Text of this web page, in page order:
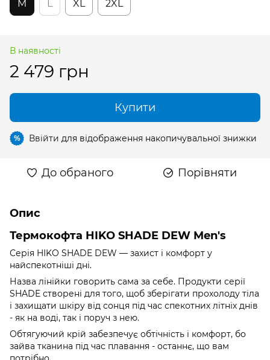
M
L XL 2XL
В наявності
2 479 грн
Купити
% Ввійти для відображення накопичувальної знижки
До обраного Порівняти
Опис
Термокофта HIKO SHADE DEW Men's
Серія HIKO SHADE DEW — захист і комфорт у
найспекотніші дні.
Назва лінійки говорить сама за себе. Продукти серії
SHADE створені для того, щоб зберігати прохолоду тіла
і захищати шкіру від сонця під час спекотних літніх днів
- як на воді, так і поруч з нею.
Обтягуючий крій забезпечує обтічність і комфорт, бо
зайва тканина під час плавання - останнє, що вам